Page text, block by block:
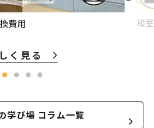
費用
く見る
和
学び場 コラム一覧